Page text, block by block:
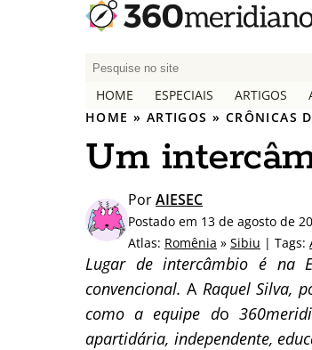
P
q
u
a
r
p
o
r
:
HOME ESPECIAIS ARTIGOS
HOME » ARTIGOS » CRÔNICAS
Um
PorAIESEC
Postado em 13 de agosto de
Atlas: Romênia » Sibiu | Tags:
Lugar de intercâmbio é na
convencional.A Raquel Silva,
como a equipe do
apartidária, independente,